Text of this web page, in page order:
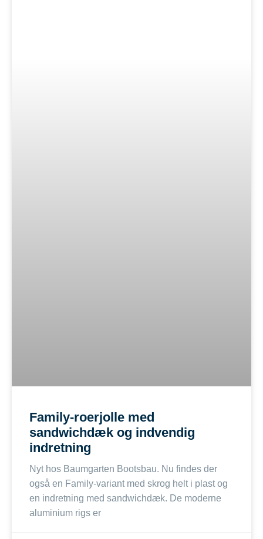
Family-roerjolle med
sandwichdæk og indvendig
indretning
Nyt hos Baumgarten Bootsbau. Nu findes der
også en Family-variant med skrog helt i plast og
en indretning med sandwichdæk. De moderne
aluminium rigs er